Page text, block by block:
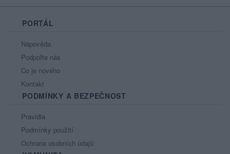
PORTÁL
Nápověda
Podpořte nás
Co je nového
Kontakt
PODMÍNKY A BEZPEČNOST
Pravidla
Podmínky použití
Ochrana osobních údajů